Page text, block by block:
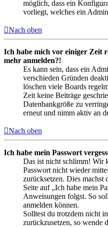
möglich, dass ein
vorliegt, welches ein
Nach oben
Ich habe mich vor einiger Zeit
mehr anmelden?!
Es kann sein, dass ein
verschieden Gründen
löschen viele Boards
Zeit keine Beiträge
Datenbankgröße zu
erneut und nimm aktiv an
Nach oben
Ich habe mein Passwort
Das ist nicht schlimm! Wir
Passwort nicht wieder
zurücksetzen. Dies
Seite auf „Ich habe mein
Anweisungen folgst. So
anmelden können.
Solltest du trotzdem nicht
zurückzusetzen, so wende